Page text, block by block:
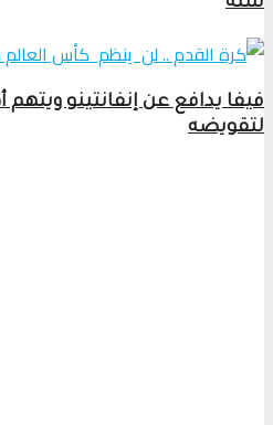
فيفا يدافع عن إنفانتينو
لتقويضه